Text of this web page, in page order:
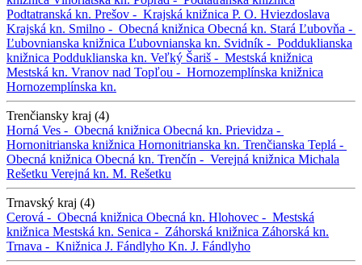
Podtatranská kn. Prešov - Krajská knižnica P. O. Hviezdoslava
Krajská kn. Smilno - Obecná knižnica Obecná kn. Stará Ľubovňa -
Ľubovnianska knižnica Ľubovnianska kn. Svidník - Podduklianska
knižnica Podduklianska kn. Veľký Šariš - Mestská knižnica
Mestská kn. Vranov nad Topľou - Hornozemplínska knižnica
Hornozemplínska kn.
Trenčiansky kraj (4)
Horná Ves - Obecná knižnica Obecná kn. Prievidza -
Hornonitrianska knižnica Hornonitrianska kn. Trenčianska Teplá -
Obecná knižnica Obecná kn. Trenčín - Verejná knižnica Michala
Rešetku Verejná kn. M. Rešetku
Trnavský kraj (4)
Cerová - Obecná knižnica Obecná kn. Hlohovec - Mestská
knižnica Mestská kn. Senica - Záhorská knižnica Záhorská kn.
Trnava - Knižnica J. Fándlyho Kn. J. Fándlyho